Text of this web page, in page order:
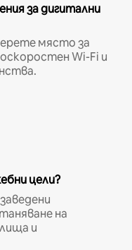
за дигитални
място за
Wi-Fi и
цели?
на
и